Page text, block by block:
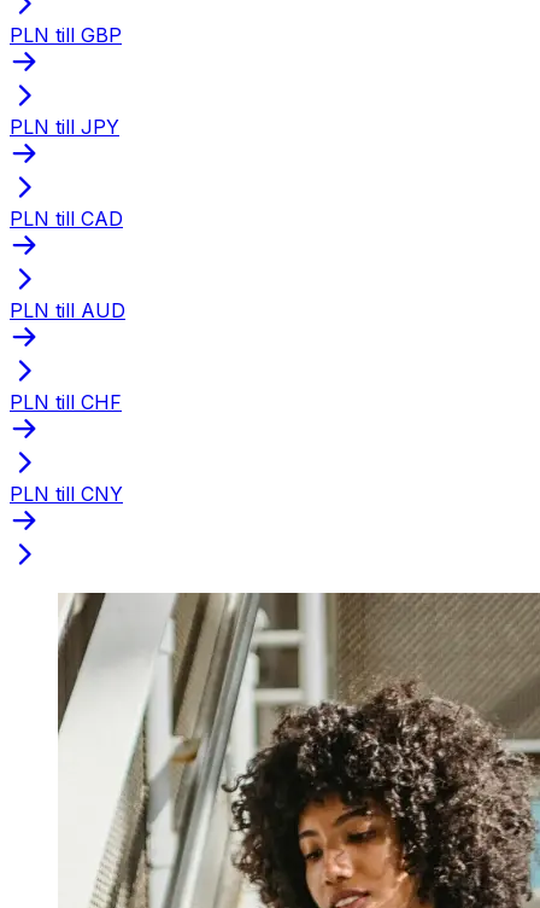
PLN till GBP
PLN till JPY
PLN till CAD
PLN till AUD
PLN till CHF
PLN till CNY